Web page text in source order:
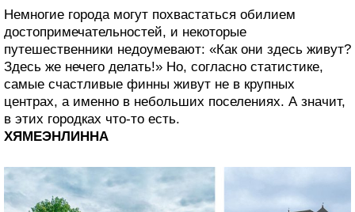
Немногие города могут похвастаться обилием
достопримечательностей, и некоторые
путешественники недоумевают: «Как они здесь живут?
Здесь же нечего делать!» Но, согласно статистике,
самые счастливые финны живут не в крупных
центрах, а именно в небольших поселениях. А значит,
в этих городках что-то есть.
ХЯМЕЭНЛИННА